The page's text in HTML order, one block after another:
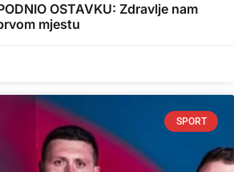
OSTAVKU: Zdravlje nam
mjestu
SPORT